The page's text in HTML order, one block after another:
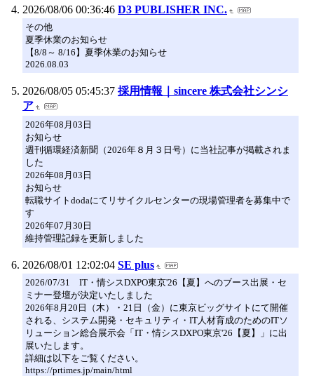
2026/08/06 00:36:46 D3 PUBLISHER INC.
その他
夏季休業のお知らせ
【8/8～ 8/16】夏季休業のお知らせ
2026.08.03
2026/08/05 05:45:37 採用情報｜sincere 株式会社シンシ
ア
2026年08月03日
お知らせ
週刊循環経済新聞（2026年８月３日号）に当社記事が掲載されま
した
2026年08月03日
お知らせ
転職サイトdodaにてリサイクルセンターの現場管理者を募集中で
す
2026年07月30日
維持管理記録を更新しました
2026/08/01 12:02:04 SE plus
2026/07/31 IT・情シスDXPO東京'26【夏】へのブース出展・セ
ミナー登壇が決定いたしました
2026年8月20日（木）・21日（金）に東京ビッグサイトにて開催
される、システム開発・セキュリティ・IT人材育成のためのITソ
リューション総合展示会「IT・情シスDXPO東京'26【夏】」に出
展いたします。
詳細は以下をご覧ください。
https://prtimes.jp/main/html